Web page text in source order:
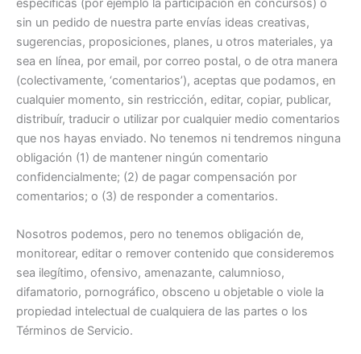
sin un pedido de nuestra parte envías ideas creativas,
sugerencias, proposiciones, planes, u otros materiales, ya
sea en línea, por email, por correo postal, o de otra manera
(colectivamente, ‘comentarios’), aceptas que podamos, en
cualquier momento, sin restricción, editar, copiar, publicar,
distribuír, traducir o utilizar por cualquier medio comentarios
que nos hayas enviado. No tenemos ni tendremos ninguna
obligación (1) de mantener ningún comentario
confidencialmente; (2) de pagar compensación por
comentarios; o (3) de responder a comentarios.
Nosotros podemos, pero no tenemos obligación de,
monitorear, editar o remover contenido que consideremos
sea ilegítimo, ofensivo, amenazante, calumnioso,
difamatorio, pornográfico, obsceno u objetable o viole la
propiedad intelectual de cualquiera de las partes o los
Términos de Servicio.